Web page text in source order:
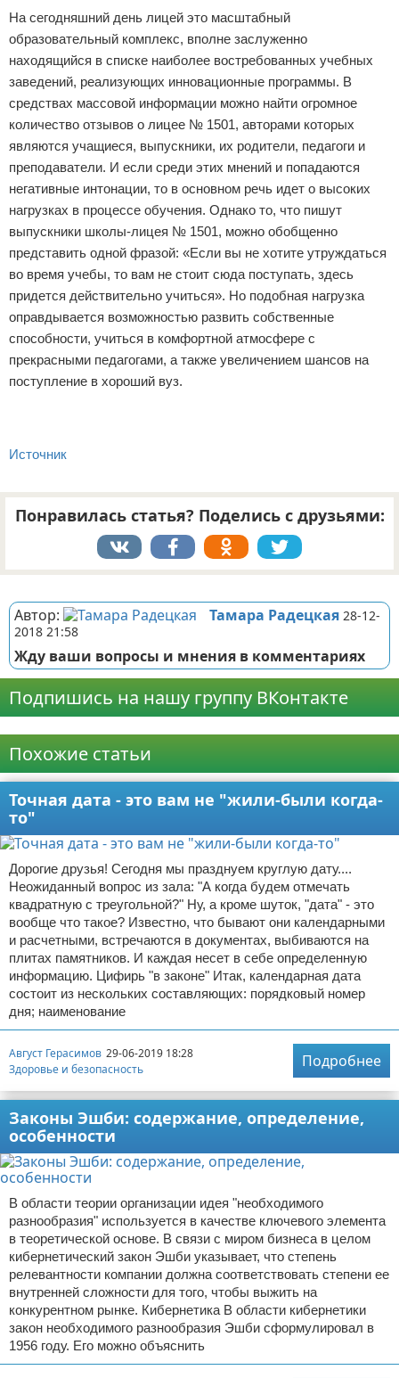
На сегодняшний день лицей это масштабный
образовательный комплекс, вполне заслуженно
находящийся в списке наиболее востребованных учебных
заведений, реализующих инновационные программы. В
средствах массовой информации можно найти огромное
количество отзывов о лицее № 1501, авторами которых
являются учащиеся, выпускники, их родители, педагоги и
преподаватели. И если среди этих мнений и попадаются
негативные интонации, то в основном речь идет о высоких
нагрузках в процессе обучения. Однако то, что пишут
выпускники школы-лицея № 1501, можно обобщенно
представить одной фразой: «Если вы не хотите утруждаться
во время учебы, то вам не стоит сюда поступать, здесь
придется действительно учиться». Но подобная нагрузка
оправдывается возможностью развить собственные
способности, учиться в комфортной атмосфере с
прекрасными педагогами, а также увеличением шансов на
поступление в хороший вуз.
Источник
Понравилась статья? Поделись с друзьями:
Автор: Тамара Радецкая 28-12-
2018 21:58
Жду ваши вопросы и мнения в комментариях
Подпишись на нашу группу ВКонтакте
Похожие статьи
Точная дата - это вам не "жили-были когда-
то"
Дорогие друзья! Сегодня мы празднуем круглую дату....
Неожиданный вопрос из зала: "А когда будем отмечать
квадратную с треугольной?" Ну, а кроме шуток, "дата" - это
вообще что такое? Известно, что бывают они календарными
и расчетными, встречаются в документах, выбиваются на
плитах памятников. И каждая несет в себе определенную
информацию. Цифирь "в законе" Итак, календарная дата
состоит из нескольких составляющих: порядковый номер
дня; наименование
Август Герасимов 29-06-2019 18:28
Здоровье и безопасность
Подробнее
Законы Эшби: содержание, определение,
особенности
В области теории организации идея "необходимого
разнообразия" используется в качестве ключевого элемента
в теоретической основе. В связи с миром бизнеса в целом
кибернетический закон Эшби указывает, что степень
релевантности компании должна соответствовать степени ее
внутренней сложности для того, чтобы выжить на
конкурентном рынке. Кибернетика В области кибернетики
закон необходимого разнообразия Эшби сформулировал в
1956 году. Его можно объяснить